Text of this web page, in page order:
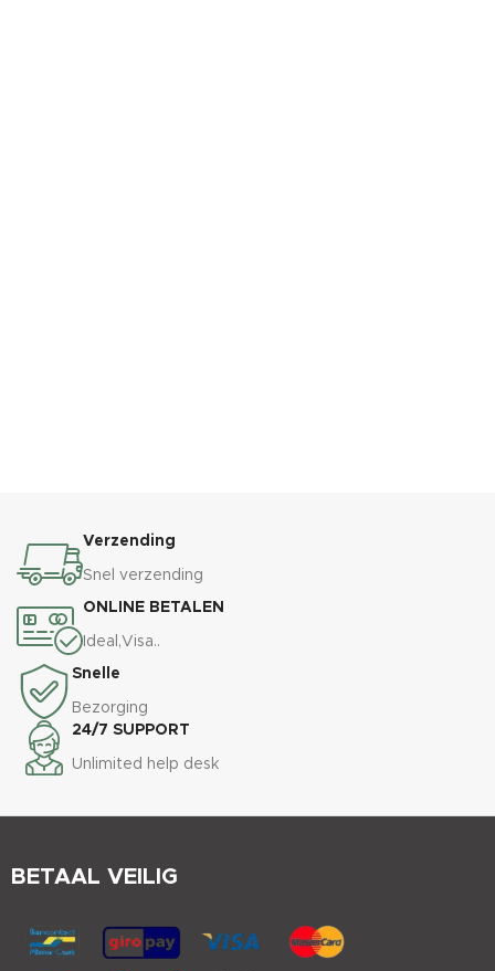
Verzending
Snel verzending
ONLINE BETALEN
Ideal,Visa..
Snelle
Bezorging
24/7 SUPPORT
Unlimited help desk
BETAAL VEILIG